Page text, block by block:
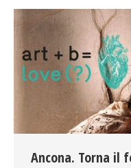
Ancona. Torna il